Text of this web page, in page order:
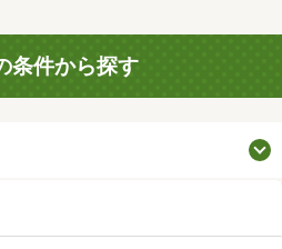
条件から探す